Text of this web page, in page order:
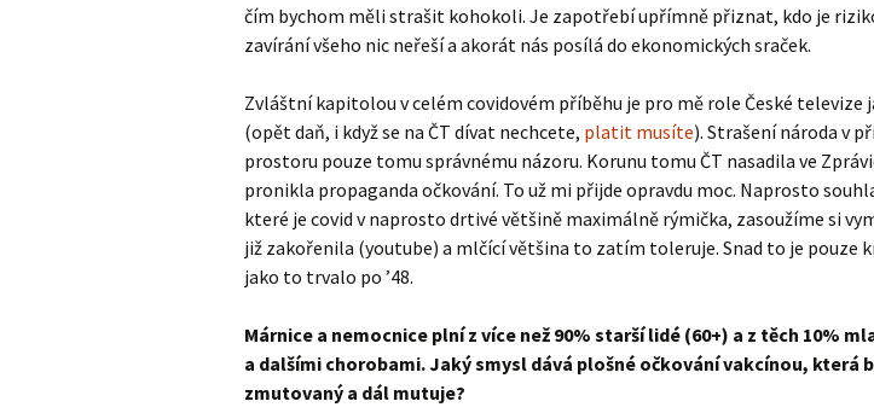
čím bychom měli strašit kohokoli. Je zapotřebí upřímně přiznat, kdo je
zavírání všeho nic neřeší a akorát nás posílá do ekonomických sraček.
Zvláštní kapitolou v celém covidovém příběhu je pro mě role České
(opět daň, i když se na ČT dívat nechcete, platit musíte). Strašení národa v
prostoru pouze tomu správnému názoru. Korunu tomu ČT nasadila ve
pronikla propaganda očkování. To už mi přijde opravdu moc. Naprosto
které je covid v naprosto drtivé většině maximálně rýmička, zasoužíme si
již zakořenila (youtube) a mlčící většina to zatím toleruje. Snad to je pouze
jako to trvalo po ’48.
Márnice a nemocnice plní z více než 90% starší lidé (60+) a z těch 10%
a dalšími chorobami. Jaký smysl dává plošné očkování vakcínou, která
zmutovaný a dál mutuje?